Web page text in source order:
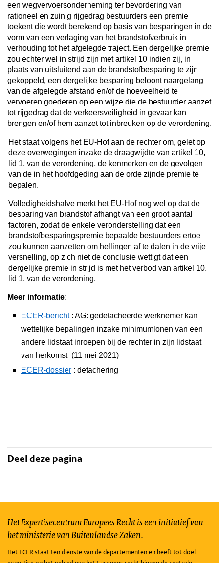
een wegvervoersonderneming ter bevordering van
rationeel en zuinig rijgedrag bestuurders een premie
toekent die wordt berekend op basis van besparingen in de
vorm van een verlaging van het brandstofverbruik in
verhouding tot het afgelegde traject. Een dergelijke premie
zou echter wel in strijd zijn met artikel 10 indien zij, in
plaats van uitsluitend aan de brandstofbesparing te zijn
gekoppeld, een dergelijke besparing beloont naargelang
van de afgelegde afstand en/of de hoeveelheid te
vervoeren goederen op een wijze die de bestuurder aanzet
tot rijgedrag dat de verkeersveiligheid in gevaar kan
brengen en/of hem aanzet tot inbreuken op de verordening.
Het staat volgens het EU-Hof aan de rechter om, gelet op
deze overwegingen inzake de draagwijdte van artikel 10,
lid 1, van de verordening, de kenmerken en de gevolgen
van de in het hoofdgeding aan de orde zijnde premie te
bepalen.
Volledigheidshalve merkt het EU-Hof nog wel op dat de
besparing van brandstof afhangt van een groot aantal
factoren, zodat de enkele veronderstelling dat een
brandstofbesparingspremie bepaalde bestuurders ertoe
zou kunnen aanzetten om hellingen af te dalen in de vrije
versnelling, op zich niet de conclusie wettigt dat een
dergelijke premie in strijd is met het verbod van artikel 10,
lid 1, van de verordening.
Meer informatie:
ECER-bericht : AG: gedetacheerde werknemer kan
wettelijke bepalingen inzake minimumlonen van een
andere lidstaat inroepen bij de rechter in zijn lidstaat
van herkomst (11 mei 2021)
ECER-dossier : detachering
Deel deze pagina
Het Expertisecentrum Europees Recht is een initiatief van
het ministerie van Buitenlandse Zaken.
Het ECER staat ten dienste van de departementen en heeft tot doel